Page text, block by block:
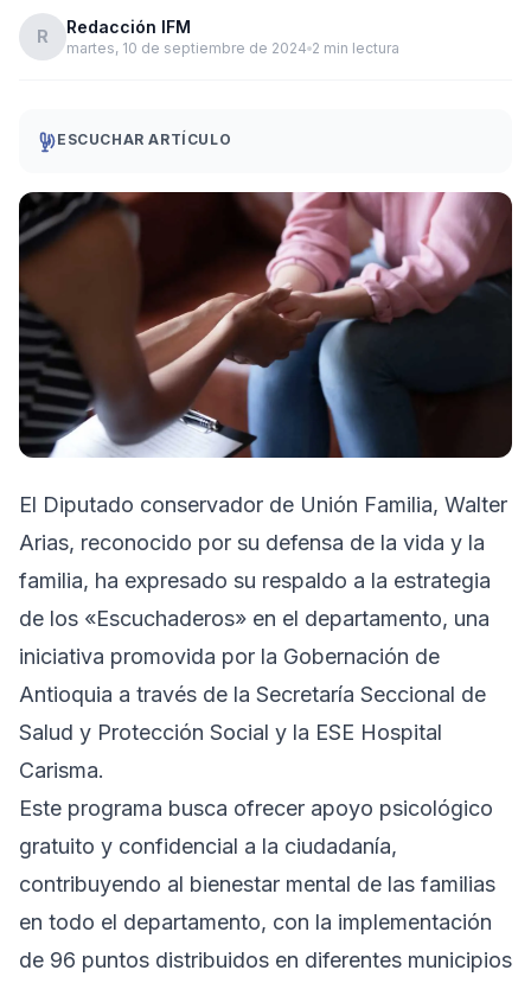
R Redacción IFM
martes, 10 de septiembre de 2024 2 min lectura
ESCUCHAR ARTÍCULO
El Diputado conservador de Unión Familia, Walter
Arias, reconocido por su defensa de la vida y la
familia, ha expresado su respaldo a la estrategia
de los «Escuchaderos» en el departamento, una
iniciativa promovida por la Gobernación de
Antioquia a través de la Secretaría Seccional de
Salud y Protección Social y la ESE Hospital
Carisma.
Este programa busca ofrecer apoyo psicológico
gratuito y confidencial a la ciudadanía,
contribuyendo al bienestar mental de las familias
en todo el departamento, con la implementación
de 96 puntos distribuidos en diferentes municipios